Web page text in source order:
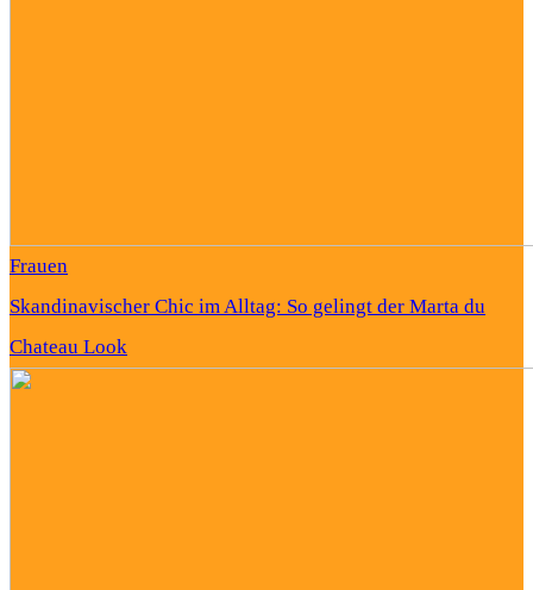
Frauen
Skandinavischer Chic im Alltag: So gelingt der Marta du
Chateau Look